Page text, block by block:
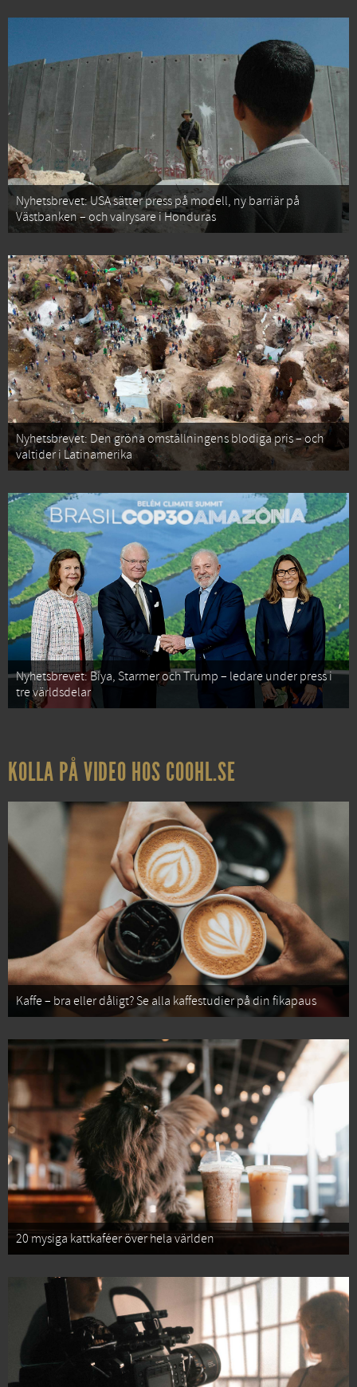
Nyhetsbrevet: USA sätter press på modell, ny barriär på
Västbanken – och valrysare i Honduras
Nyhetsbrevet: Den gröna omställningens blodiga pris – och
valtider i Latinamerika
Nyhetsbrevet: Biya, Starmer och Trump – ledare under press i
tre världsdelar
KOLLA PÅ VIDEO HOS COOHL.SE
Kaffe – bra eller dåligt? Se alla kaffestudier på din fikapaus
20 mysiga kattkaféer över hela världen